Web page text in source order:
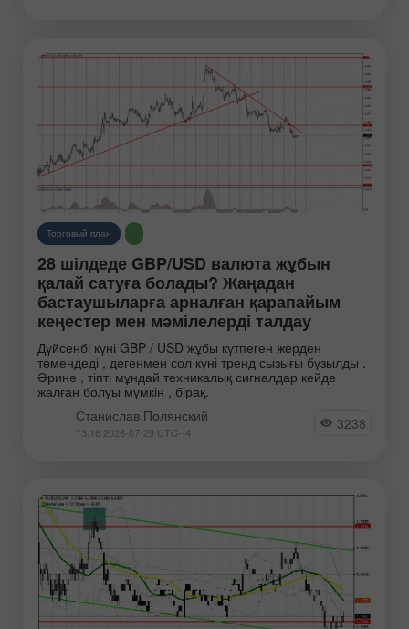
Торговый план
28 шілдеде GBP/USD валюта жұбын
қалай сатуға болады? Жаңадан
бастаушыларға арналған қарапайым
кеңестер мен мәмілелерді талдау
Дүйсенбі күні GBP / USD жұбы күтпеген жерден
төмендеді , дегенмен сол күні тренд сызығы бұзылды .
Әрине , тіпті мұндай техникалық сигналдар кейде
жалған болуы мүмкін , бірақ.
Станислав Полянский
13:16 2026-07-29 UTC--4 3238